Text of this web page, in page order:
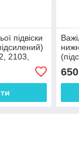
підвіски
2103,
650